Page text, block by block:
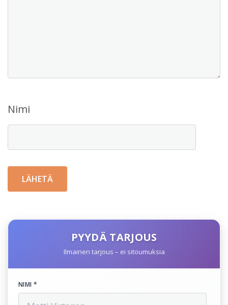
Nimi
PYYDÄ TARJOUS
Ilmainen tarjous – ei sitoumuksia
NIMI *